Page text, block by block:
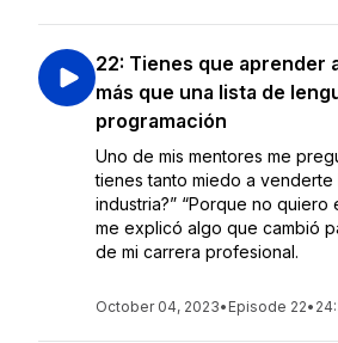
22: Tienes que aprender
más que una lista de
programación
Uno de mis mentores me
tienes tanto miedo a venderte
industria?” “Porque no quiero
me explicó algo que cambió
de mi carrera profesional.
October 04, 2023• Episode 22•